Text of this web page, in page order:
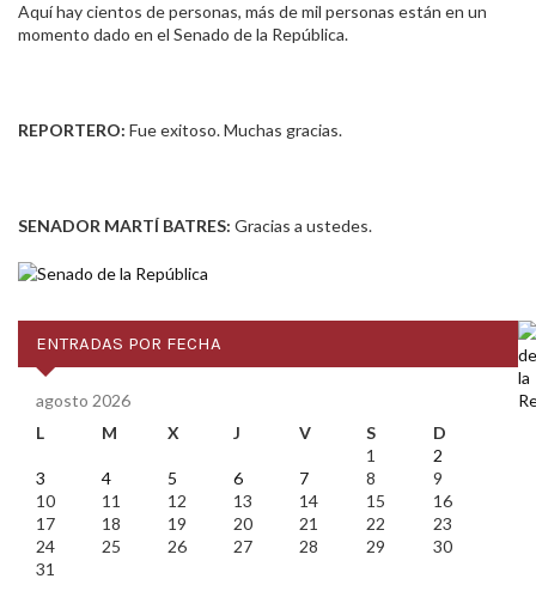
Aquí hay cientos de personas, más de mil personas están en un
momento dado en el Senado de la República.
REPORTERO: Fue exitoso. Muchas gracias.
SENADOR MARTÍ BATRES: Gracias a ustedes.
ENTRADAS POR FECHA
agosto 2026
L
M X J V S
D
1
2
3
4 5 6 7 8
9
10
11 12 13 14 15
16
17
18 19 20 21 22
23
24
25 26 27 28 29
30
31